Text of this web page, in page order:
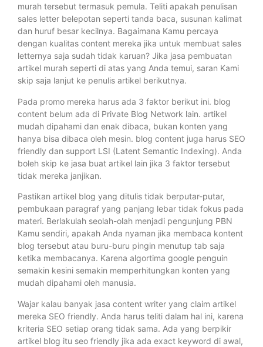
murah tersebut termasuk pemula. Teliti apakah penulisan
sales letter belepotan seperti tanda baca, susunan kalimat
dan huruf besar kecilnya. Bagaimana Kamu percaya
dengan kualitas content mereka jika untuk membuat sales
letternya saja sudah tidak karuan? Jika jasa pembuatan
artikel murah seperti di atas yang Anda temui, saran Kami
skip saja lanjut ke penulis artikel berikutnya.
Pada promo mereka harus ada 3 faktor berikut ini. blog
content belum ada di Private Blog Network lain. artikel
mudah dipahami dan enak dibaca, bukan konten yang
hanya bisa dibaca oleh mesin. blog content juga harus SEO
friendly dan support LSI (Latent Semantic Indexing). Anda
boleh skip ke jasa buat artikel lain jika 3 faktor tersebut
tidak mereka janjikan.
Pastikan artikel blog yang ditulis tidak berputar-putar,
pembukaan paragraf yang panjang lebar tidak fokus pada
materi. Berlakulah seolah-olah menjadi pengunjung PBN
Kamu sendiri, apakah Anda nyaman jika membaca kontent
blog tersebut atau buru-buru pingin menutup tab saja
ketika membacanya. Karena algortima google penguin
semakin kesini semakin memperhitungkan konten yang
mudah dipahami oleh manusia.
Wajar kalau banyak jasa content writer yang claim artikel
mereka SEO friendly. Anda harus teliti dalam hal ini, karena
kriteria SEO setiap orang tidak sama. Ada yang berpikir
artikel blog itu seo friendly jika ada exact keyword di awal,